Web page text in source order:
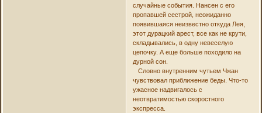
случайные события. Нансен с его
пропавшей сестрой, неожиданно
появившаяся неизвестно откуда Лея,
этот дурацкий арест, все как не крути,
складывались, в одну невеселую
цепочку. А еще больше походило на
дурной сон.
Словно внутренним чутьем Чжан
чувствовал приближение беды. Что-то
ужасное надвигалось с
неотвратимостью скоростного
экспресса.